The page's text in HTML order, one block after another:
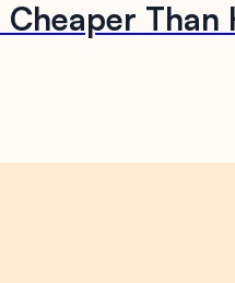
Cheaper Than